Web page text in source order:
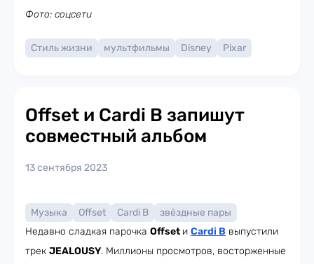
Фото: соцсети
Стиль жизни мультфильмы Disney Pixar
Offset и Cardi B запишут
совместный альбом
13 сентября 2023
Музыка Offset Cardi B
звёздные пары
Недавно сладкая парочка Offset и Cardi B выпустили
трек JEALOUSY. Миллионы просмотров, восторженные